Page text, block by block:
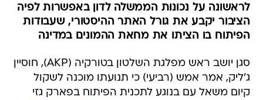
לראשונה על נכונות הממשלה לדון באפשרות לפיה
הציבור יקבע את גורל האתר ההיסטורי, שעבודות
הפיתוח בו הציתו את מחאת ההמונים במדינה
סגן יושב ראש מפלגת השלטון בטורקיה (AKP), חוסיין
ג'ליק, אמר אמש (רביעי) כי תנועתו מוכנה לשקול
קיום משאל עם בנוגע לתכנית הפיתוח בפארק גזי